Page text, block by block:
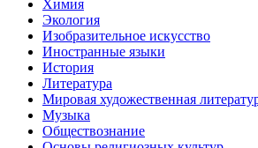
Химия
Экология
Изобразительное искусство
Иностранные языки
История
Литература
Мировая художественная
Музыка
Обществознание